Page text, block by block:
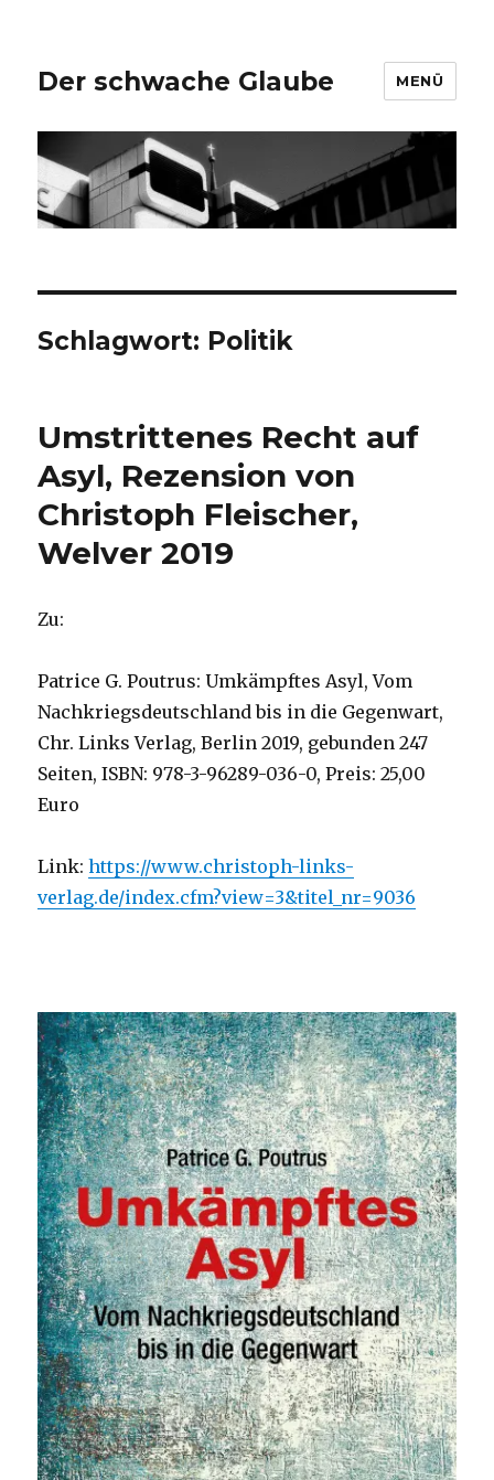
Der schwache Glaube MENÜ
Schlagwort: Politik
Umstrittenes Recht auf
Asyl, Rezension von
Christoph Fleischer,
Welver 2019
Zu:
Patrice G. Poutrus: Umkämpftes Asyl, Vom
Nachkriegsdeutschland bis in die Gegenwart,
Chr. Links Verlag, Berlin 2019, gebunden 247
Seiten, ISBN: 978-3-96289-036-0, Preis: 25,00
Euro
Link:https://www.christoph-links-
verlag.de/index.cfm?view=3&titel_nr=9036